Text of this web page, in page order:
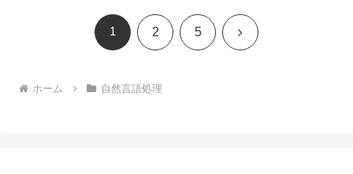
1 2 5 次
ホーム 自然言語処理